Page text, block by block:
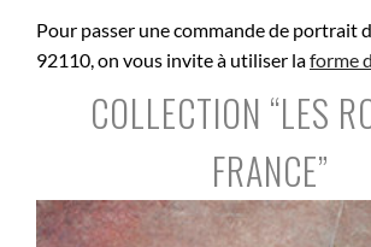
Pour passer une commande de portrait
92110, on vous invite à utiliser laforme
COLLECTION “LES
FRANCE”